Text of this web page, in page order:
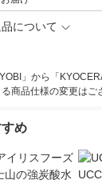
について
」から「
商品仕様の変更はご
め